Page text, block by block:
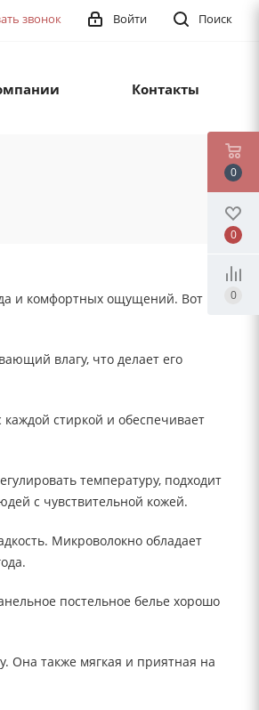
Поиск
Войти
звонок
Контакты
и комфортных ощущений. Вот
влагу, что делает его
стиркой и обеспечивает
температуру, подходит
с чувствительной кожей.
Микроволокно обладает
постельное белье хорошо
Она также мягкая и приятная на
0
0
0